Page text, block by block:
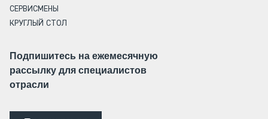
СЕРВИСМЕНЫ
КРУГЛЫЙ СТОЛ
Подпишитесь на ежемесячную
рассылку для специалистов
отрасли